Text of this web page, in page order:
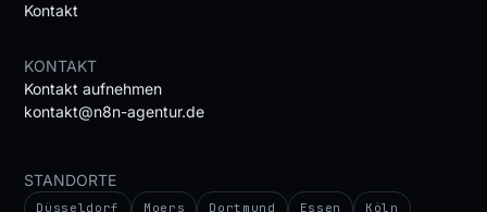
Kontakt
KONTAKT
Kontakt aufnehmen
kontakt@n8n-agentur.de
STANDORTE
Düsseldorf Moers Dortmund Essen Köln